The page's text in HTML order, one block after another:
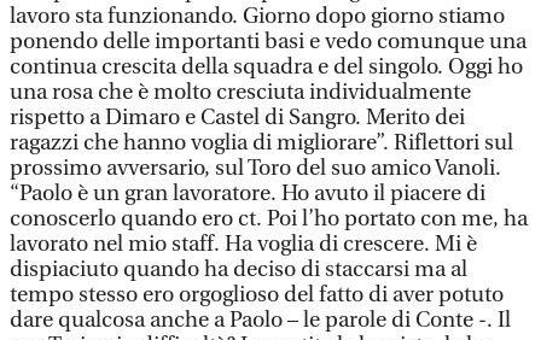
lavoro sta funzionando. Giorno dopo giorno stiamo
ponendo delle importanti basi e vedo comunque una
continua crescita della squadra e del singolo. Oggi ho
una rosa che è molto cresciuta individualmente
rispetto a Dimaro e Castel di Sangro. Merito dei
ragazzi che hanno voglia di migliorare”. Riflettori sul
prossimo avversario, sul Toro del suo amico Vanoli.
“Paolo è un gran lavoratore. Ho avuto il piacere di
conoscerlo quando ero ct. Poi l’ho portato con me, ha
lavorato nel mio staff. Ha voglia di crescere. Mi è
dispiaciuto quando ha deciso di staccarsi ma al
tempo stesso ero orgoglioso del fatto di aver potuto
dare qualcosa anche a Paolo – le parole di Conte -. Il